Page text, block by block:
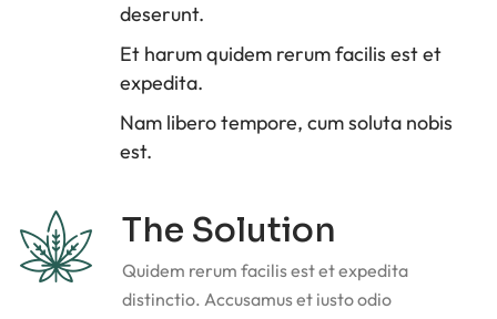
deserunt.
Et harum quidem rerum facilis est et
expedita.
Nam libero tempore, cum soluta nobis
est.
The Solution
Quidem rerum facilis est et expedita
distinctio. Accusamus et iusto odio